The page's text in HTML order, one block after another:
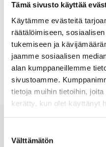
Tämä sivusto käyttää
Käytämme evästeitä
räätälöimiseen,
tukemiseen ja
jaamme sosiaalisen
alan kumppaneillemme
sivustoamme.
tietoja muihin tietoihin,
kerätty, kun olet käyttänyt
valinta
Välttämätön
Tuotekuvaus